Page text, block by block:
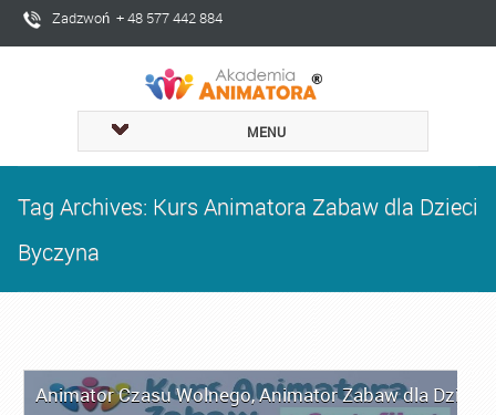
Zadzwoń + 48 577 442 884
MENU
Tag Archives: Kurs Animatora Zabaw dla Dzieci
Byczyna
Animator Czasu Wolnego,Animator Zabaw dla Dzieci